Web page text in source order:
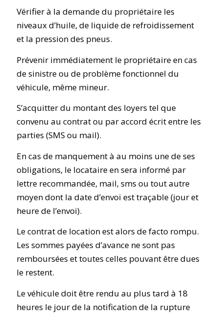
Vérifier à la demande du propriétaire les
niveaux d’huile, de liquide de refroidissement
et la pression des pneus.
Prévenir immédiatement le propriétaire en cas
de sinistre ou de problème fonctionnel du
véhicule, même mineur.
S’acquitter du montant des loyers tel que
convenu au contrat ou par accord écrit entre les
parties (SMS ou mail).
En cas de manquement à au moins une de ses
obligations, le locataire en sera informé par
lettre recommandée, mail, sms ou tout autre
moyen dont la date d’envoi est traçable (jour et
heure de l’envoi).
Le contrat de location est alors de facto rompu.
Les sommes payées d’avance ne sont pas
remboursées et toutes celles pouvant être dues
le restent.
Le véhicule doit être rendu au plus tard à 18
heures le jour de la notification de la rupture